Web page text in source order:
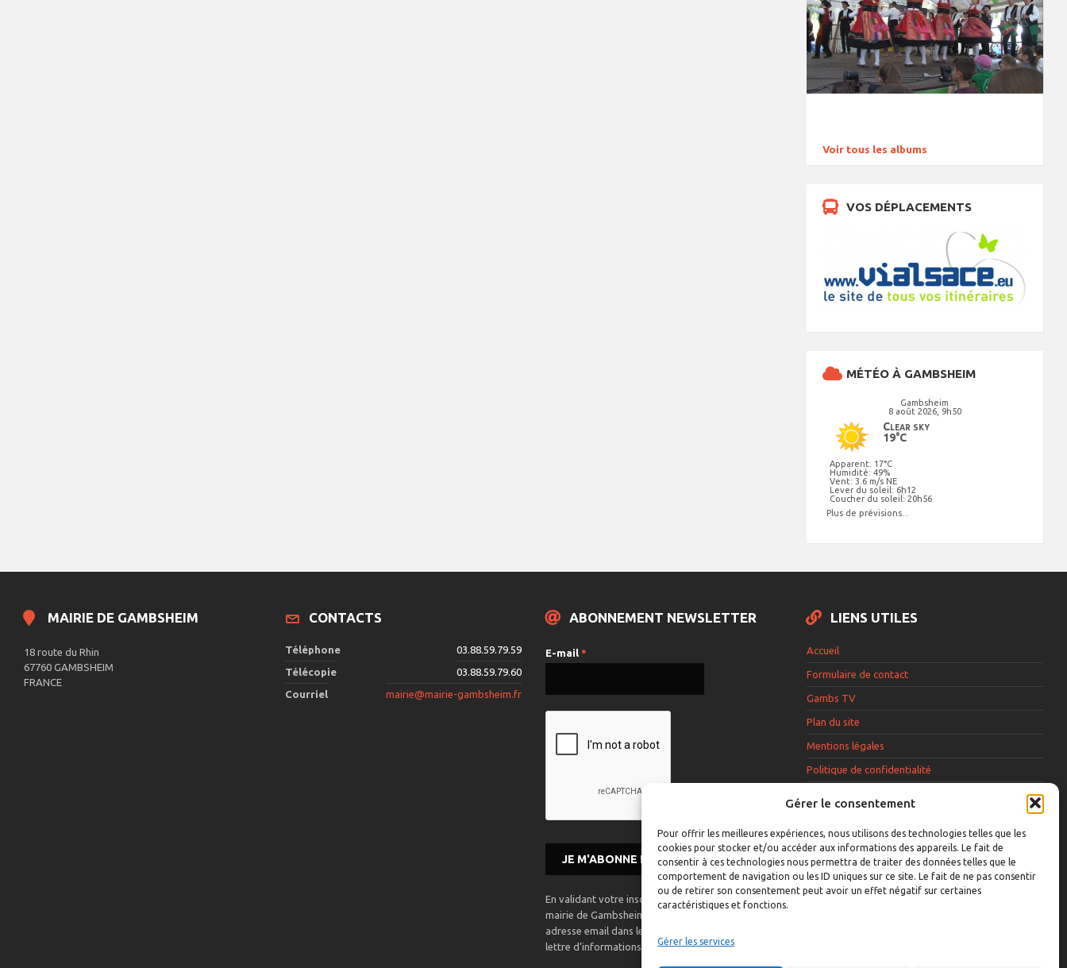
Gérer le consentement
Pour offrir les meilleures expériences, nous utilisons des technologies telles que les
cookies pour stocker et/ou accéder aux informations des appareils. Le fait de
consentir à ces technologies nous permettra de traiter des données telles que le
comportement de navigation ou les ID uniques sur ce site. Le fait de ne pas consentir
ou de retirer son consentement peut avoir un effet négatif sur certaines
caractéristiques et fonctions.
Gérer les services
Voir tous les albums
VOS DÉPLACEMENTS
MÉTÉO À GAMBSHEIM
Gambsheim
8 août 2026, 9h50
Clear sky
19°C
Apparent: 17°C
Humidité: 49%
Vent: 3.6 m/s NE
Lever du soleil: 6h12
Coucher du soleil: 20h56
Plus de prévisions...
MAIRIE DE GAMBSHEIM
18 route du Rhin
67760 GAMBSHEIM
FRANCE
CONTACTS
Téléphone
03.88.59.79.59
Télécopie
03.88.59.79.60
Courriel
mairie@mairie-gambsheim.fr
ABONNEMENT NEWSLETTER
E-mail *
En validant votre inscription, vous acceptez que la
mairie de Gambsheim mémorise et utilise votre
adresse email dans le but de vous envoyer une
lettre d’informations.
LIENS UTILES
Accueil
Formulaire de contact
Gambs TV
Plan du site
Mentions légales
Politique de confidentialité